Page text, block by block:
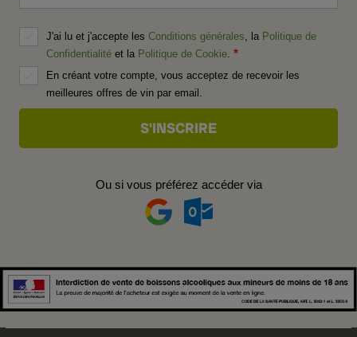
J'ai lu et j'accepte les Conditions générales , la Politique de
Confidentialité et la Politique de Cookie
En créant votre compte, vous acceptez de recevoir les
meilleures offres de vin par email.
Ou si vous préférez accéder via